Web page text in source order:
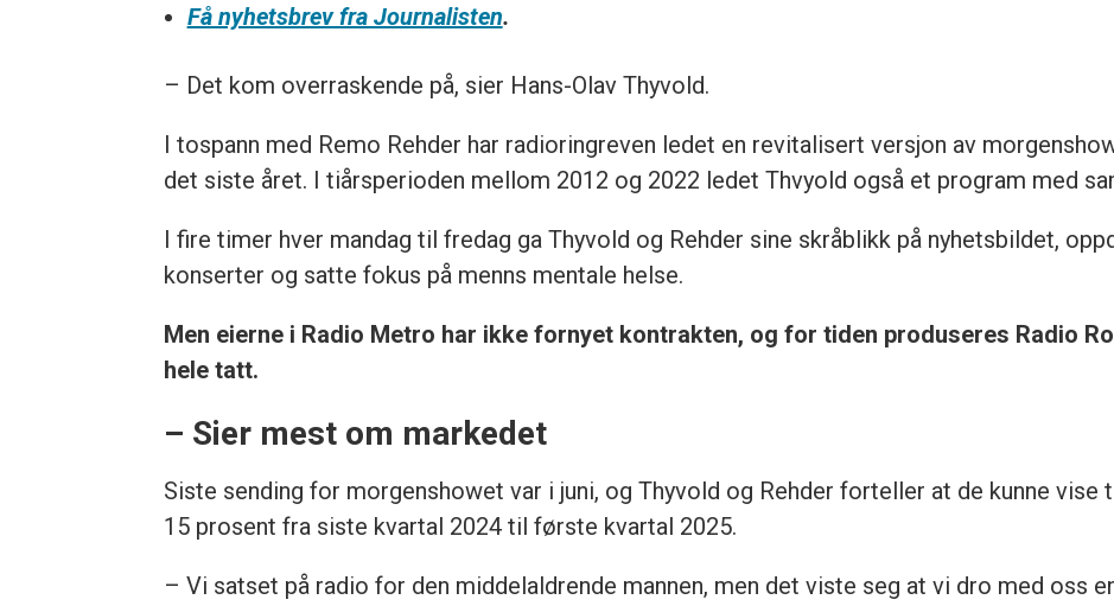
Få nyhetsbrev fra Journalisten.
– Det kom overraskende på, sier Hans-Olav Thyvold.
I tospann med Remo Rehder har radioringreven ledet en revitalisert versjon av
det siste året. I tiårsperioden mellom 2012 og 2022 ledet Thvyold også et program med
I fire timer hver mandag til fredag ga Thyvold og Rehder sine skråblikk på nyhetsbildet,
konserter og satte fokus på menns mentale helse.
Men eierne i Radio Metro har ikke fornyet kontrakten, og for tiden produseres Radio
hele tatt.
– Sier mest om markedet
Siste sending for morgenshowet var i juni, og Thyvold og Rehder forteller at de kunne vise
15 prosent fra siste kvartal 2024 til første kvartal 2025.
– Vi satset på radio for den middelaldrende mannen, men det viste seg at vi dro med oss